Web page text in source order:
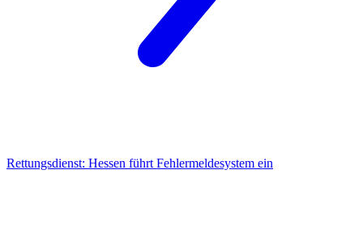
Rettungsdienst: Hessen führt Fehlermeldesystem ein